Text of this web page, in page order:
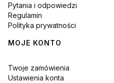
Pytania i odpowiedzi
Regulamin
Polityka prywatności
MOJE KONTO
Twoje zamówienia
Ustawienia konta